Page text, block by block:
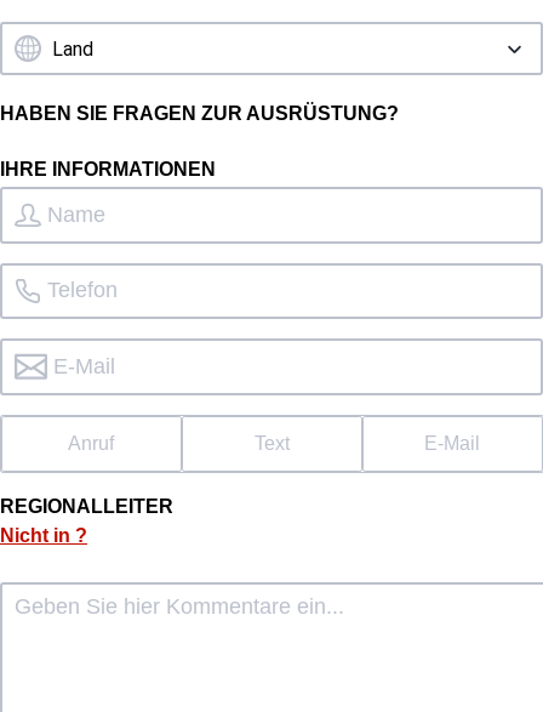
HABEN SIE FRAGEN ZUR AUSRÜSTUNG?
IHRE INFORMATIONEN
Anruf Text E-Mail
REGIONALLEITER
Nicht in ?